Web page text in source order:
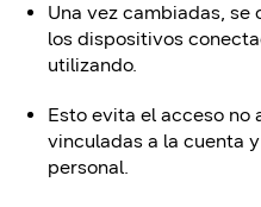
Una vez cambiadas, se
los dispositivos
utilizando.
Esto evita el acceso no
vinculadas a la cuenta
personal.